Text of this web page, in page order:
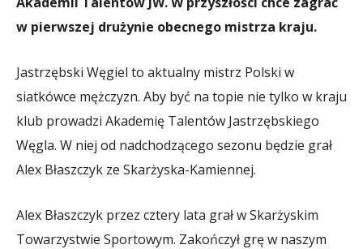
w pierwszej drużynie obecnego mistrza kraju.
Jastrzębski Węgiel to aktualny mistrz Polski w
siatkówce mężczyzn. Aby być na topie nie tylko w kraju
klub prowadzi Akademię Talentów Jastrzębskiego
Węgla. W niej od nadchodzącego sezonu będzie grał
Alex Błaszczyk ze Skarżyska-Kamiennej.
Alex Błaszczyk przez cztery lata grał w Skarżyskim
Towarzystwie Sportowym. Zakończył grę w naszym